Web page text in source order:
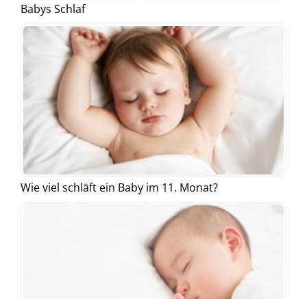
Babys Schlaf
Wie viel schläft ein Baby im 11. Monat?